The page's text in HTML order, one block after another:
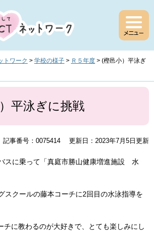
トワーク > 学校の様子 > Ｒ５年度 > (樫邑小）平泳ぎ
平泳ぎに挑戦
記事番号：0075414 更新日：2023年7月5日更新
スに乗って「真庭市勝山健康増進施設 水
スクールの藤本コーチに2回目の水泳指導を
チに教わるのが大好きで、とても楽しみにし